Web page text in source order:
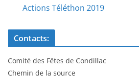
Actions Téléthon 2019
Contacts:
Comité des Fêtes de Condillac
Chemin de la source